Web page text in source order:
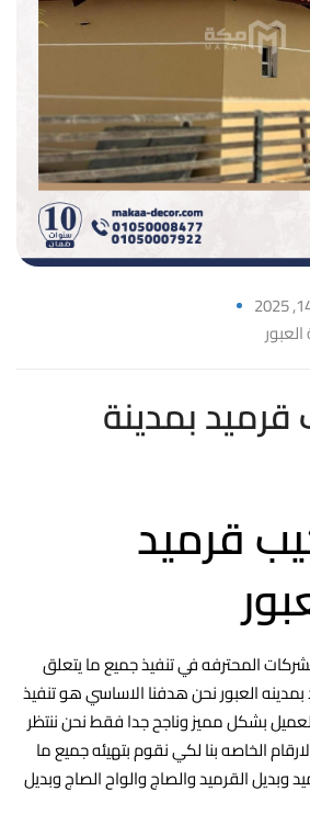
بمدينة
قرميد
المحترفه في تنفيذ جميع ما يتعلق
بمدينه العبور نحن هدفنا الاساسي هو تنفيذ
بشكل مميز وناجح جدا فقط نحن ننتظر
الخاصه بنا لكي نقوم بتهيئه جميع ما
وبديل القرميد والصاج والواح الصاج وبديل